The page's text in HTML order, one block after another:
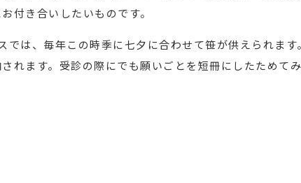
付き合いしたいものです。
では、毎年この時季に七夕に合わせて笹が供えられま
れます。受診の際にでも願いごとを短冊にしたためてみ